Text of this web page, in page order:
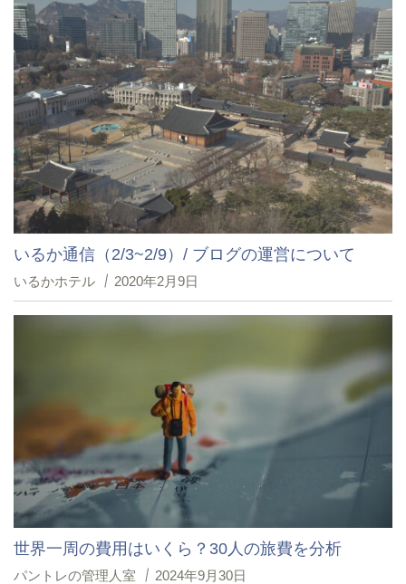
いるか通信（2/3~2/9）/ ブログの運営について
いるかホテル 2020年2月9日
世界一周の費用はいくら？30人の旅費を分析
パントレの管理人室 2024年9月30日